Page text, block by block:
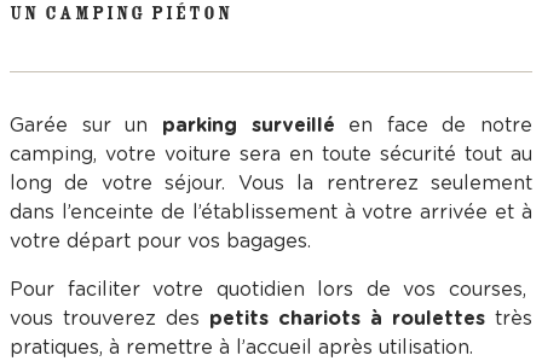
UN CAMPING PIÉTON
Garée sur un parking surveillé en face de notre
camping, votre voiture sera en toute sécurité tout au
long de votre séjour. Vous la rentrerez seulement
dans l’enceinte de l’établissement à votre arrivée et à
votre départ pour vos bagages.
Pour faciliter votre quotidien lors de vos courses,
vous trouverez des petits chariots à roulettes très
pratiques, à remettre à l’accueil après utilisation.